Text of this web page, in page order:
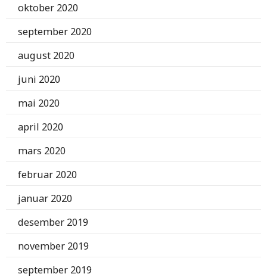
oktober 2020
september 2020
august 2020
juni 2020
mai 2020
april 2020
mars 2020
februar 2020
januar 2020
desember 2019
november 2019
september 2019